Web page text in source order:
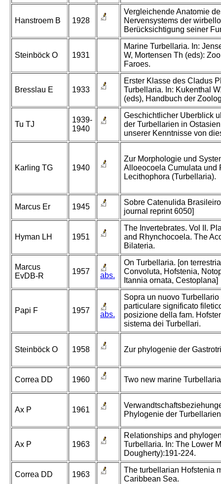
Hanstroem B 1928
Vergleichende Anatomie
Nervensystems der
Berücksichtigung seiner
Steinböck O 1931
Marine Turbellaria. In:
W, Mortensen Th (eds):
Faroes.
Bresslau E 1933
Erster Klasse des Cladus
Turbellaria. In: Kukenthal
(eds), Handbuch der
Tu TJ
1939-
1940
Geschichtlicher Uberblick
der Turbellarien in
unserer Kenntnisse von
Karling TG 1940
Zur Morphologie und
Alloeocoela Cumulata und
Lecithophora (Turbellaria).
Marcus Er 1945
Sobre Catenulida
journal reprint 6050]
Hyman LH 1951
The Invertebrates. Vol II.
and Rhynchocoela. The
Bilateria.
Marcus
EvDB-R
1957 abs.
On Turbellaria. [on
Convoluta, Hofstenia,
Itannia ornata, Cestoplana]
Papi F 1957 abs.
Sopra un nuovo
particulare significato
posizione della fam.
sistema dei Turbellari.
Steinböck O 1958 Zur phylogenie der
Correa DD 1960 Two new marine
Ax P 1961
Phylogenie der
Ax P 1963
Relationships and
Turbellaria. In: The Lower
Dougherty):191-224.
Correa DD 1963
The turbellarian Hofstenia
Caribbean Sea.